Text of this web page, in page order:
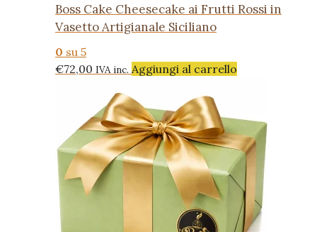
Boss Cake Cheesecake ai Frutti Rossi in
Vasetto Artigianale Siciliano
0 su 5
€72,00 IVA inc. Aggiungi al carrello